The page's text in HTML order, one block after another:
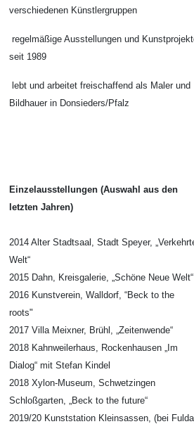
verschiedenen Künstlergruppen
regelmäßige Ausstellungen und
seit 1989
lebt und arbeitet freischaffend als Maler und
Bildhauer in Donsieders/Pfalz
Einzelausstellungen (Auswahl aus den
letzten Jahren)
2014 Alter Stadtsaal, Stadt Speyer,
Welt“
2015 Dahn, Kreisgalerie, „Schöne Neue Welt“
2016 Kunstverein, Walldorf, “Beck to the
roots"
2017 Villa Meixner, Brühl, „Zeitenwende“
2018 Kahnweilerhaus, Rockenhausen „Im
Dialog“ mit Stefan Kindel
2018 Xylon-Museum, Schwetzingen
Schloßgarten, „Beck to the future“
2019/20 Kunststation Kleinsassen, (bei